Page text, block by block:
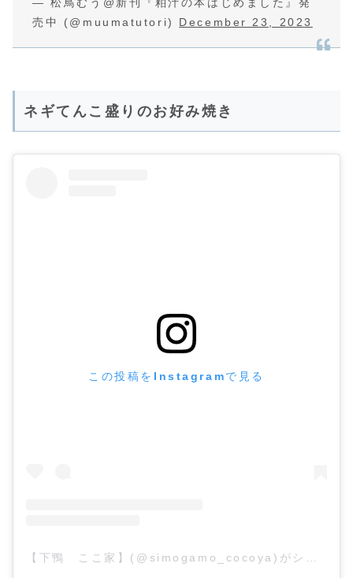
売中 (@muumatutori) December 23, 2023
ネギてんこ盛りのお好み焼き
この投稿をInstagramで見る